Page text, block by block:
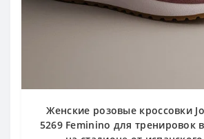
Женские розовые кроссовки
5269 Feminino для тренировок